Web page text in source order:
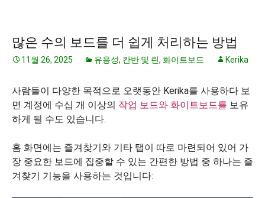
많은 수의 보드를 더 쉽게 처리하는 방법
11월 26, 2025 유용성, 칸반 및 린, 화이트보드 Kerika
사람들이 다양한 목적으로 오랫동안 Kerika를 사용하다 보
면 계정에 수십 개 이상의 작업 보드와 화이트보드를 보유
하게 될 수도 있습니다.
홈 화면에는 즐겨찾기와 기타 탭이 따로 마련되어 있어 가
장 중요한 보드에 집중할 수 있는 간편한 방법 중 하나는 즐
겨찾기 기능을 사용하는 것입니다: